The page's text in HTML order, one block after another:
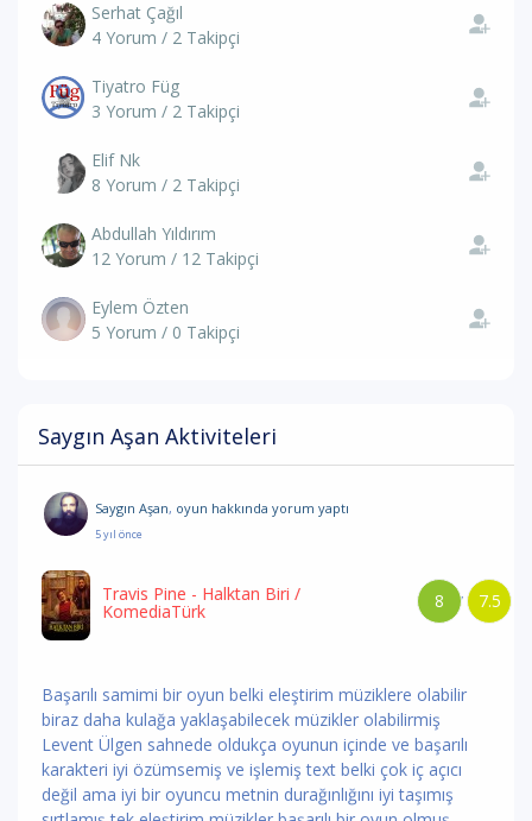
Serhat Çağıl
4 Yorum / 2 Takipçi
Tiyatro Füg
3 Yorum / 2 Takipçi
Elif Nk
8 Yorum / 2 Takipçi
Abdullah Yıldırım
12 Yorum / 12 Takipçi
Eylem Özten
5 Yorum / 0 Takipçi
Saygın Aşan Aktiviteleri
Saygın Aşan, oyun hakkında yorum yaptı
5 yıl önce
7.5
/
8
Travis Pine - Halktan Biri /
KomediaTürk
Başarılı samimi bir oyun belki eleştirim müziklere olabilir
biraz daha kulağa yaklaşabilecek müzikler olabilirmiş
Levent Ülgen sahnede oldukça oyunun içinde ve başarılı
karakteri iyi özümsemiş ve işlemiş text belki çok iç açıcı
değil ama iyi bir oyuncu metnin durağınlığını iyi taşımış